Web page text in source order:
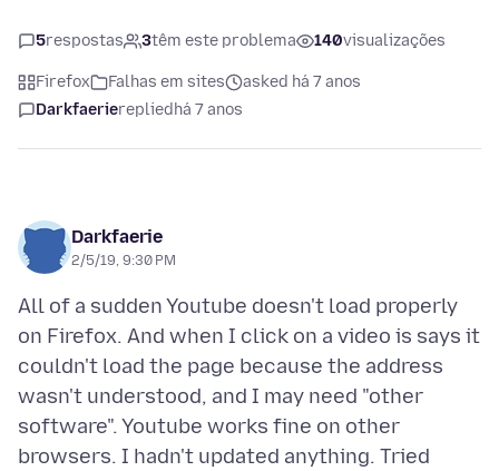
5respostas 3têm este problema 140visualizações
Firefox Falhas em sites
asked há 7 anos
Darkfaeriereplied há 7 anos
Darkfaerie
2/5/19, 9:30 PM
All of a sudden Youtube doesn't load properly
on Firefox. And when I click on a video is says it
couldn't load the page because the address
wasn't understood, and I may need "other
software". Youtube works fine on other
browsers. I hadn't updated anything. Tried